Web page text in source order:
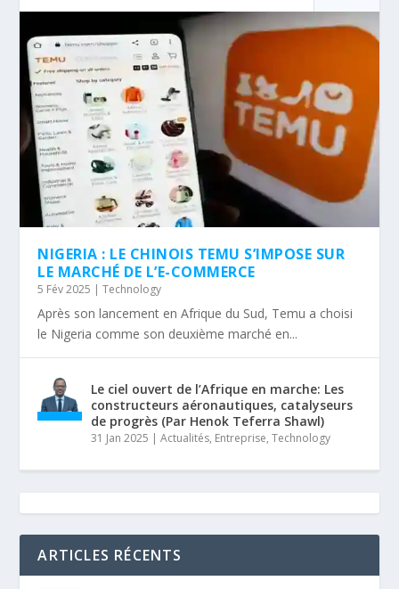
NIGERIA : LE CHINOIS TEMU S’IMPOSE SUR
LE MARCHÉ DE L’E-COMMERCE
5 Fév 2025 |Technology
Après son lancement en Afrique du Sud, Temu a choisi
le Nigeria comme son deuxième marché en...
Le ciel ouvert de l’Afrique en marche: Les
constructeurs aéronautiques, catalyseurs
de progrès (Par Henok Teferra Shawl)
31 Jan 2025 |Actualités, Entreprise,Technology
ARTICLES RÉCENTS